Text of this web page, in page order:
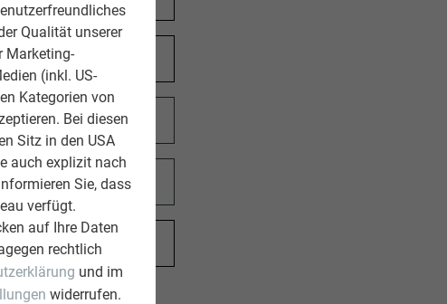
Qualität unserer
Marketing-
(inkl. US-
Kategorien von
Bei diesen
Sitz in den USA
auch explizit nach
Sie, dass
verfügt.
auf Ihre Daten
rechtlich
und im
widerrufen.